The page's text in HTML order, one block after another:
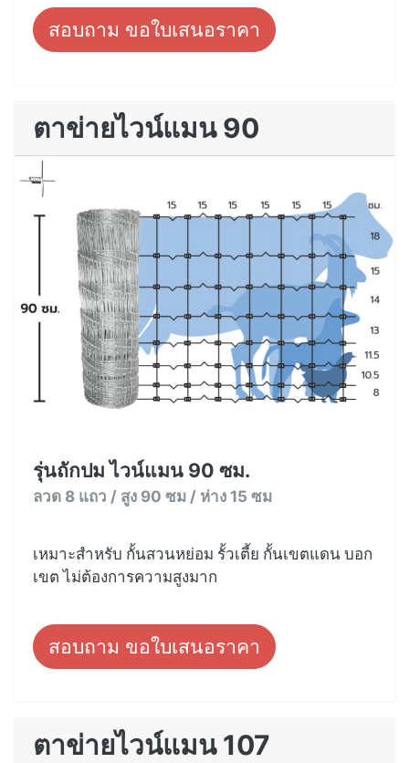
สอบถาม ขอใบเสนอราคา
ตาข่ายไวน์แมน 90
รุ่นถักปม ไวน์แมน 90 ซม.
ลวด 8 แถว / สูง 90 ซม / ห่าง 15 ซม
เหมาะสำหรับ กั้นสวนหย่อม รั้วเตี้ย กั้นเขตแดน บอก
เขต ไม่ต้องการความสูงมาก
สอบถาม ขอใบเสนอราคา
ตาข่ายไวน์แมน 107